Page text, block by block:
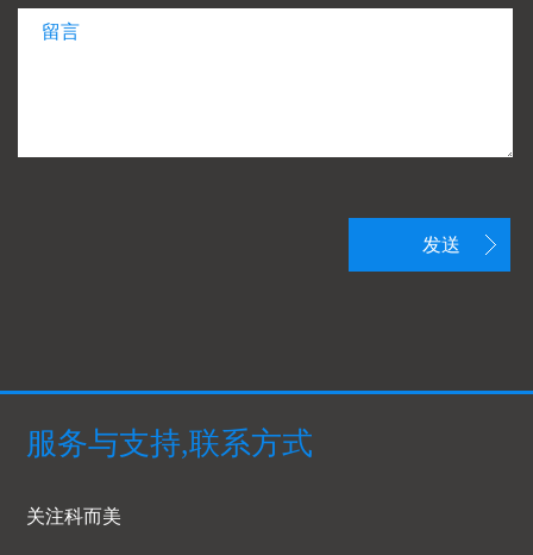
发送
服务与支持,联系方式
关注科而美